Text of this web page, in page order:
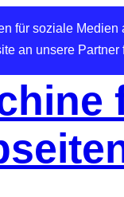
für soziale
an unsere